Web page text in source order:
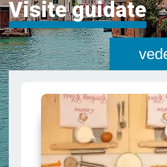
Visite guidate